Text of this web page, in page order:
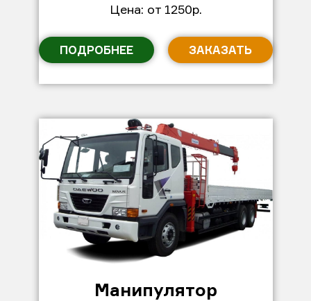
Цена: от 1250р.
ПОДРОБНЕЕ ЗАКАЗАТЬ
Манипулятор